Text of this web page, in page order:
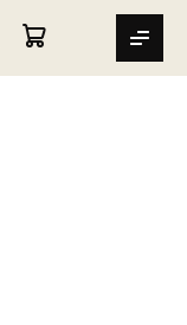
MIN VARUKORG